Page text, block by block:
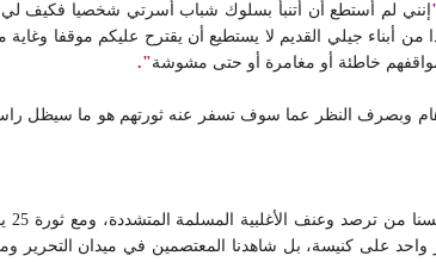
إنني لم أستطع أن أتنبأ بسلوك شباب أسرتي شخصيا فكيف
أبناء جيلي القديم لا يستطيع أن يقترح عليكم موقفا وغاية
مواقفهم خاطئة أو مغامرة أو حتى مشوشة"
.
وبصرف النظر عما سوف تسفر عنه ثورتهم هو ما سيظل
لقد
على كنيسة، بل شاهدنا المعتصمين في ميدان التحرير